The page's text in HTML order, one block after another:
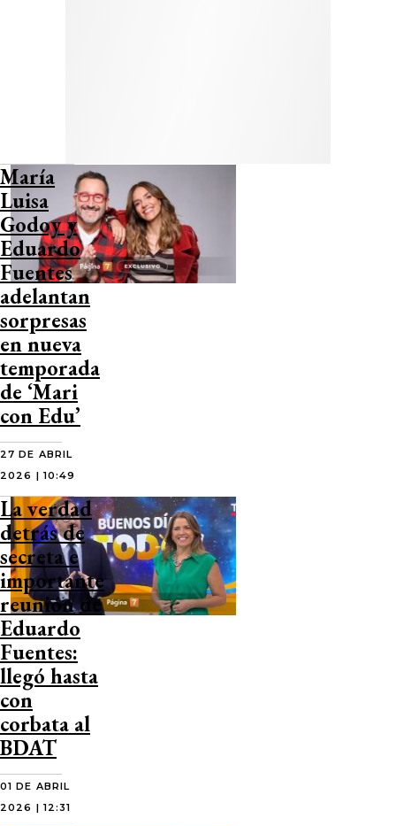
María
Luisa
Godoy y
Eduardo
Fuentes
adelantan
sorpresas
en nueva
temporada
de ‘Mari
con Edu’
27 DE ABRIL
2026 | 10:49
La verdad
detrás de
secreta e
importante
reunión de
Eduardo
Fuentes:
llegó hasta
con
corbata al
BDAT
01 DE ABRIL
2026 | 12:31